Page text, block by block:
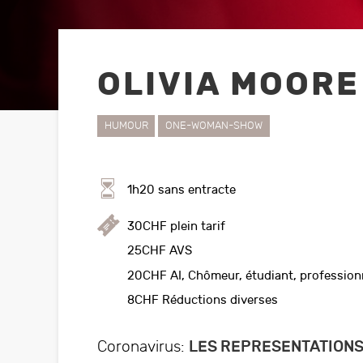
Hors Saison
sein du CPO par des
locataires externes
Rejoignez l’association
au CPO!
OLIVIA
HUMOUR ONE-WOMAN-SHOW
1h20 sans entracte
30CHF plein tarif
25CHF AVS
20CHF AI, Chômeur, étudiant,
8CHF Réductions diverses
Coronavirus: LES